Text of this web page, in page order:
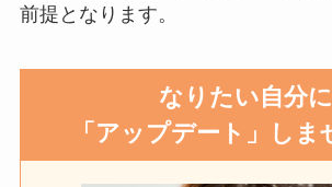
前提となります。
なりたい自分に
「 アップデート」しま